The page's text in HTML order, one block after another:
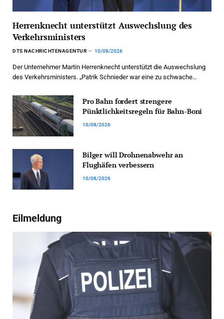
Herrenknecht unterstützt Auswechslung des
Verkehrsministers
DTS NACHRICHTENAGENTUR 10/08/2026
Der Unternehmer Martin Herrenknecht unterstützt die Auswechslung
des Verkehrsministers. „Patrik Schnieder war eine zu schwache…
Pro Bahn fordert strengere
Pünktlichkeitsregeln für Bahn-Boni
10/08/2026
Bilger will Drohnenabwehr an
Flughäfen verbessern
10/08/2026
Eilmeldung